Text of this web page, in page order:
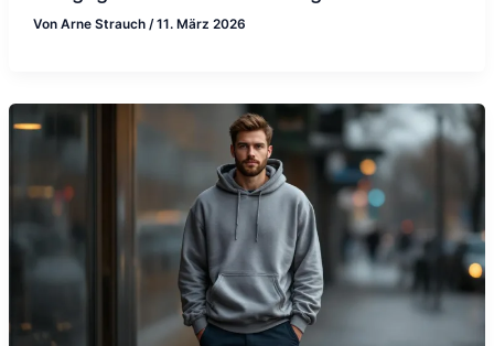
Von Arne Strauch /11. März 2026